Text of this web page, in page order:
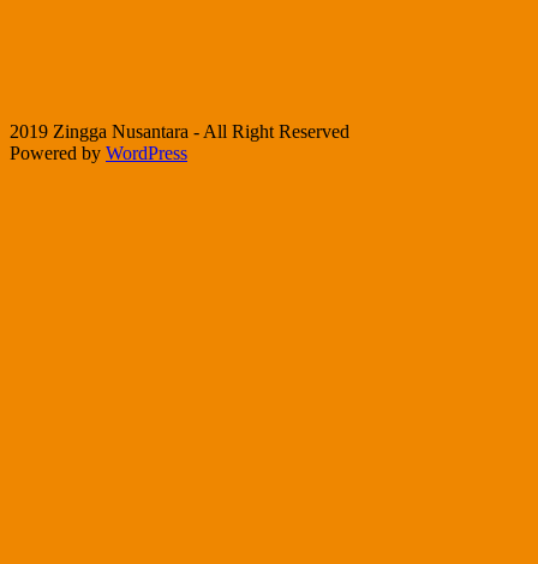
2019 Zingga Nusantara - All Right Reserved
Powered by WordPress